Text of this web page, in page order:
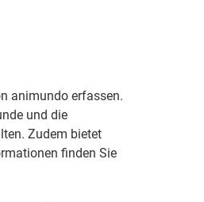
animundo erfassen.
und die
Zudem bietet
finden Sie